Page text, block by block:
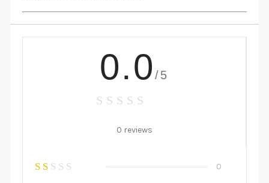
0.0 /5
0 reviews
0